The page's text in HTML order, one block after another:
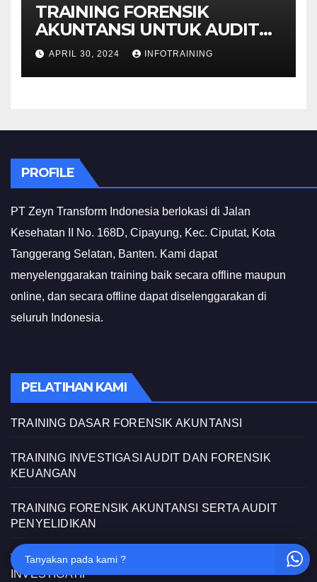
TRAINING FORENSIK
AKUNTANSI UNTUK AUDIT
INVESTIGATIF
APRIL 30, 2024 INFOTRAINING
PROFILE
PT Zeyn Transform Indonesia berlokasi di Jalan
Kesehatan II No. 168D, Cipayung, Kec. Ciputat, Kota
Tanggerang Selatan, Banten. Kami dapat
menyelenggarakan training baik secara offline maupun
online, dan secara offline dapat diselenggarakan di
seluruh Indonesia.
PELATIHAN KAMI
TRAINING DASAR FORENSIK AKUNTANSI
TRAINING INVESTIGASI AUDIT DAN FORENSIK
KEUANGAN
TRAINING FORENSIK AKUNTANSI SERTA AUDIT
PENYELIDIKAN
TRAINING FORENSIK AKUNTANSI UNTUK AUDIT
INVESTIGATIF
Tanyakan pada kami ?